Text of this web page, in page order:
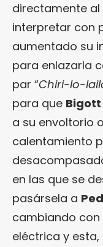
directamente
interpretar con
aumentado su
para enlazarla
par “Chiri-lo-
para que Bigott
a su envoltorio
calentamiento
en las que se
pasársela a
cambiando
eléctrica y esta,